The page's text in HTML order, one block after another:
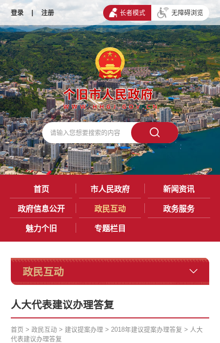
登录 | 注册 长者模式 无障碍浏览
首页 市人民政府 新闻资讯
政府信息公开 政民互动 政务服务
魅力个旧 专题栏目
政民互动
人大代表建议办理答复
首页 >政民互动 > 建议提案办理 > 2018年建议提案办理答复 > 人大
代表建议办理答复